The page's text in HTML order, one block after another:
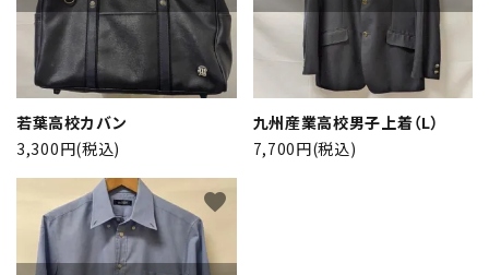
若葉高校カバン
3,300円(税込)
九州産業高校男子上着（L）
7,700円(税込)
favorite